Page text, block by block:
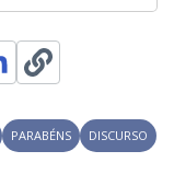
PARABÉNS
DISCURSO